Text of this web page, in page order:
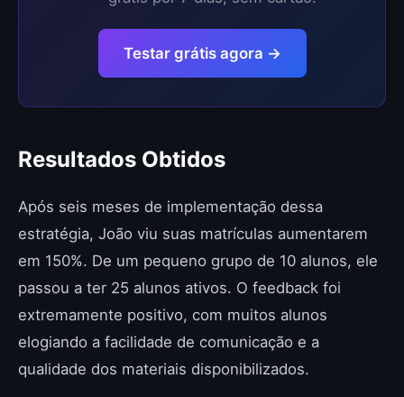
Testar grátis agora →
Resultados Obtidos
Após seis meses de implementação dessa
estratégia, João viu suas matrículas aumentarem
em 150%. De um pequeno grupo de 10 alunos, ele
passou a ter 25 alunos ativos. O feedback foi
extremamente positivo, com muitos alunos
elogiando a facilidade de comunicação e a
qualidade dos materiais disponibilizados.